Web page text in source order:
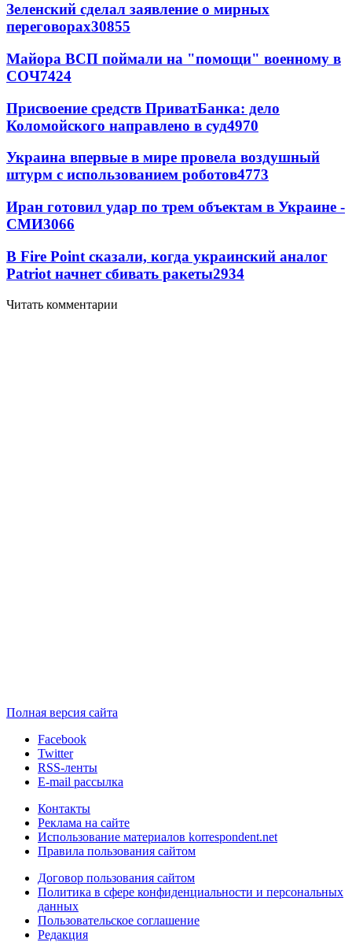
Зеленский сделал заявление о мирных
переговорах30855
Майора ВСП поймали на "помощи" военному в
СОЧ7424
Присвоение средств ПриватБанка: дело
Коломойского направлено в суд4970
Украина впервые в мире провела воздушный
штурм с использованием роботов4773
Иран готовил удар по трем объектам в Украине -
СМИ3066
В Fire Point сказали, когда украинский аналог
Patriot начнет сбивать ракеты2934
Читать комментарии
Полная версия сайта
Facebook
Twitter
RSS-ленты
E-mail рассылка
Контакты
Реклама на сайте
Использование материалов korrespondent.net
Правила пользования сайтом
Договор пользования сайтом
Политика в сфере конфиденциальности и персональных
данных
Пользовательское соглашение
Редакция